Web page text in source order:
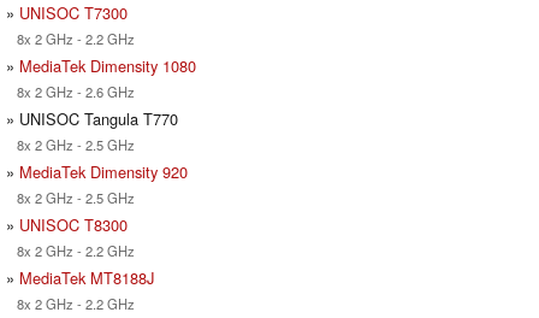
» UNISOC T7300
8x 2 GHz - 2.2 GHz
» MediaTek Dimensity 1080
8x 2 GHz - 2.6 GHz
» UNISOC Tangula T770
8x 2 GHz - 2.5 GHz
» MediaTek Dimensity 920
8x 2 GHz - 2.5 GHz
» UNISOC T8300
8x 2 GHz - 2.2 GHz
» MediaTek MT8188J
8x 2 GHz - 2.2 GHz